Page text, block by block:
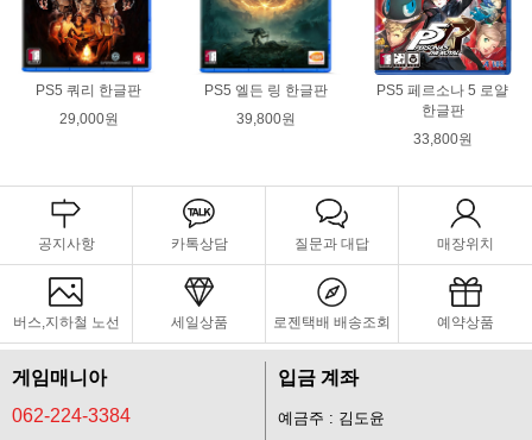
PS5 쿼리 한글판
29,000원
PS5 엘든 링 한글판
39,800원
PS5 페르소나 5 로얄
한글판
33,800원
공지사항 카톡상담 질문과 대답 매장위치
버스,지하철 노선 세일상품 로젠택배 배송조회 예약상품
게임매니아
062-224-3384
입금 계좌
예금주 : 김도윤